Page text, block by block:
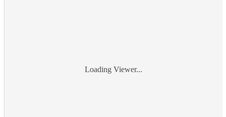
Loading Viewer...